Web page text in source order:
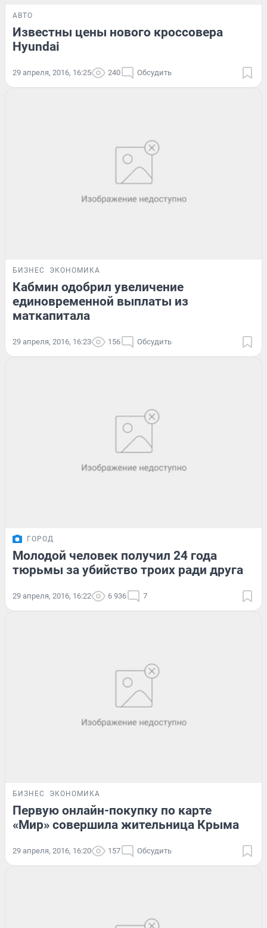
АВТО
Известны цены нового кроссовера
Hyundai
29 апреля, 2016, 16:25 240 Обсудить
БИЗНЕС ЭКОНОМИКА
Кабмин одобрил увеличение
единовременной выплаты из
маткапитала
29 апреля, 2016, 16:23 156 Обсудить
ГОРОД
Молодой человек получил 24 года
тюрьмы за убийство троих ради друга
29 апреля, 2016, 16:22 6 936 7
БИЗНЕС ЭКОНОМИКА
Первую онлайн-покупку по карте
«Мир» совершила жительница Крыма
29 апреля, 2016, 16:20 157 Обсудить